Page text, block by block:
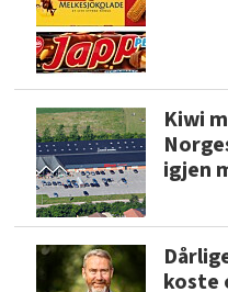
Kiwi
igjen
koste